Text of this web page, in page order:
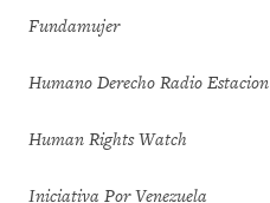
Fundamujer
Humano Derecho Radio Estacion
Human Rights Watch
Iniciativa Por Venezuela